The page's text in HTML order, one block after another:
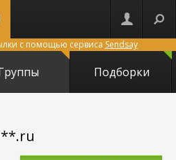
с помощью сервиса Sendsay
Подборки